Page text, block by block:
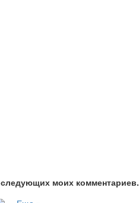
моих комментариев.